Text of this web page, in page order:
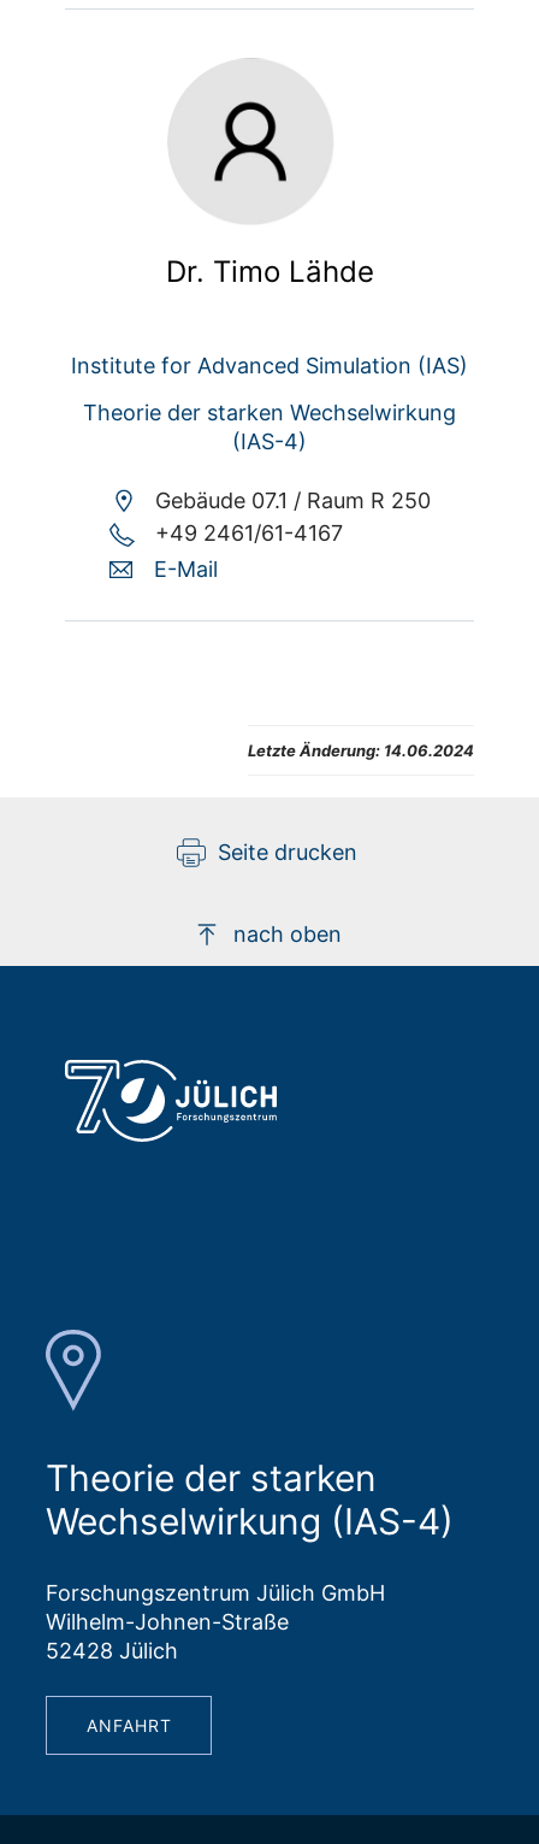
Dr. Timo Lähde
Institute for Advanced Simulation (IAS)
Theorie der starken Wechselwirkung
(IAS-4)
Gebäude 07.1 / Raum R 250
+49 2461/61-4167
E-Mail
Letzte Änderung: 14.06.2024
Seite drucken
nach oben
Theorie der starken
Wechselwirkung (IAS-4)
Forschungszentrum Jülich GmbH
Wilhelm-Johnen-Straße
52428 Jülich
ANFAHRT